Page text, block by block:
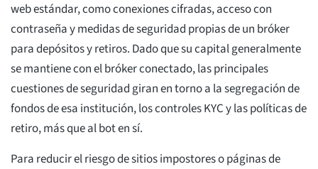
web estándar, como conexiones cifradas, acceso con
contraseña y medidas de seguridad propias de un bróker
para depósitos y retiros. Dado que su capital generalmente
se mantiene con el bróker conectado, las principales
cuestiones de seguridad giran en torno a la segregación de
fondos de esa institución, los controles KYC y las políticas de
retiro, más que al bot en sí.
Para reducir el riesgo de sitios impostores o páginas de